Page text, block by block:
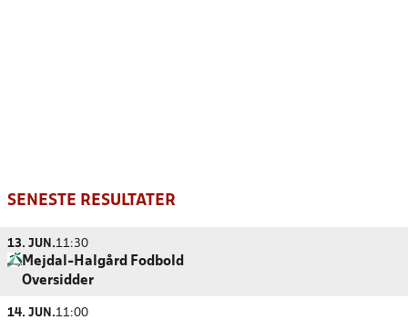
SENESTE RESULTATER
13. JUN.11:30
Mejdal-Halgård Fodbold
Oversidder
14. JUN.11:00